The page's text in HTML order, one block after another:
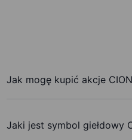
Jak mogę kupić akcje
Jaki jest symbol giełdowy